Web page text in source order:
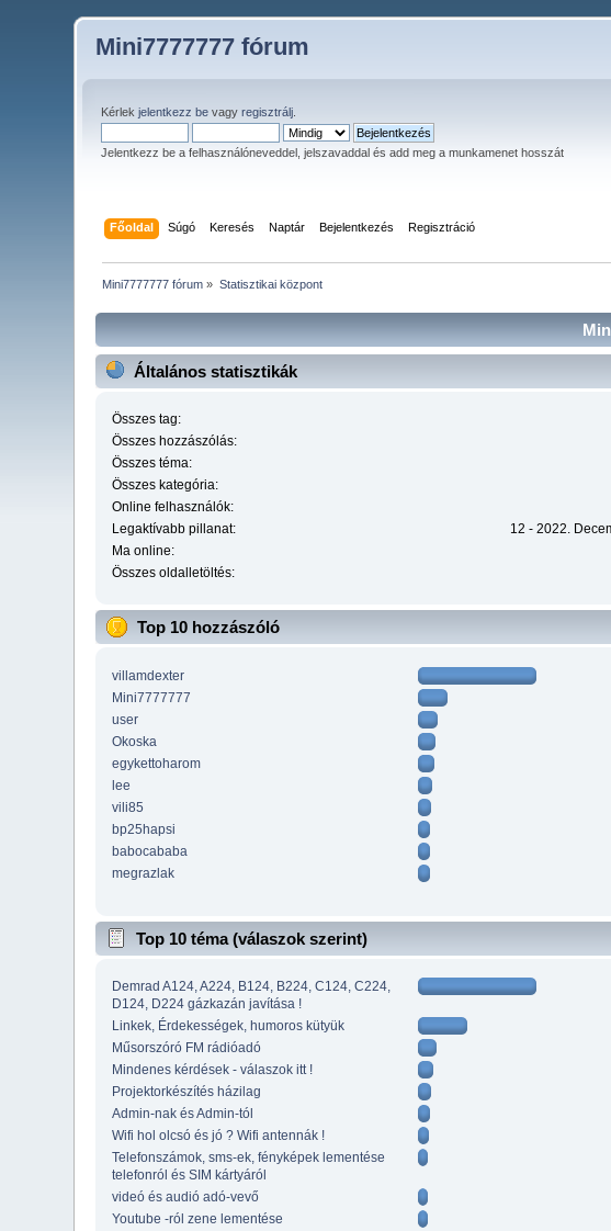
Mini7777777 fórum
Kérlekjelentkezz be vagyregisztrálj
Jelentkezz be a felhasználóneveddel, jelszavaddal és add meg a munkamenet hosszát
Főoldal Súgó Keresés Naptár Bejelentkezés Regisztráció
Mini7777777 fórum » Statisztikai központ
Általános statisztikák
Összes tag:
Összes hozzászólás:
Összes téma:
Összes kategória:
Online felhasználók:
Legaktívabb pillanat:
12 - 2022.
Ma online:
Összes oldalletöltés:
Top 10 hozzászóló
villamdexter
Mini7777777
user
Okoska
egykettoharom
lee
vili85
bp25hapsi
babocababa
megrazlak
Top 10 téma (válaszok szerint)
Demrad A124, A224, B124, B224, C124, C224,
D124, D224 gázkazán javítása !
Linkek, Érdekességek, humoros kütyük
Műsorszóró FM rádióadó
Mindenes kérdések - válaszok itt !
Projektorkészítés házilag
Admin-nak és Admin-tól
Wifi hol olcsó és jó ? Wifi antennák !
Telefonszámok, sms-ek, fényképek lementése
telefonról és SIM kártyáról
videó és audió adó-vevő
Youtube -ról zene lementése